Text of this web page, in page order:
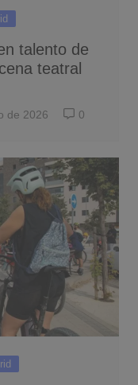
talento de
teatral
de 2026 0